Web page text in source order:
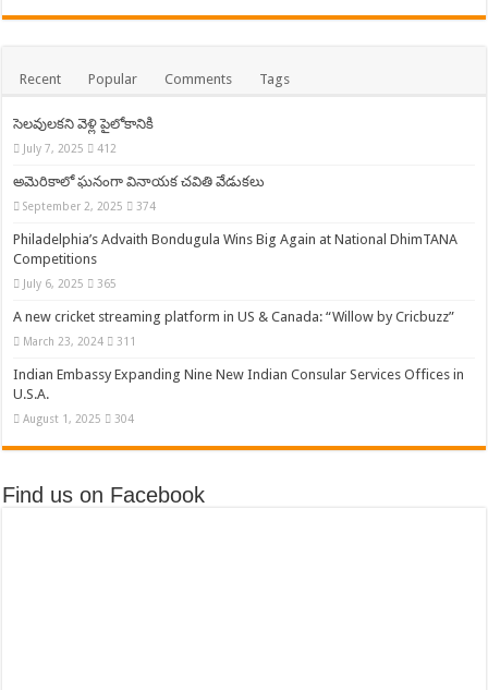
Recent Popular Comments Tags
సెలవులకని వెళ్లి పైలోకానికి
July 7, 2025 412
అమెరికాలో ఘనంగా వినాయక చవితి వేడుకలు
September 2, 2025 374
Philadelphia’s Advaith Bondugula Wins Big Again at National DhimTANA
Competitions
July 6, 2025 365
A new cricket streaming platform in US & Canada: “Willow by Cricbuzz”
March 23, 2024 311
Indian Embassy Expanding Nine New Indian Consular Services Offices in
U.S.A.
August 1, 2025 304
Find us on Facebook